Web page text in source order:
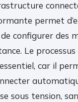
permet
configurer des
Le processus
car il
sous tension,